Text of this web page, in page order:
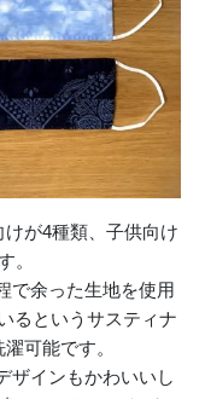
が4種類、子供向け
。
で余った生地を使用
るというサスティナ
可能です。
ザインもかわいいし